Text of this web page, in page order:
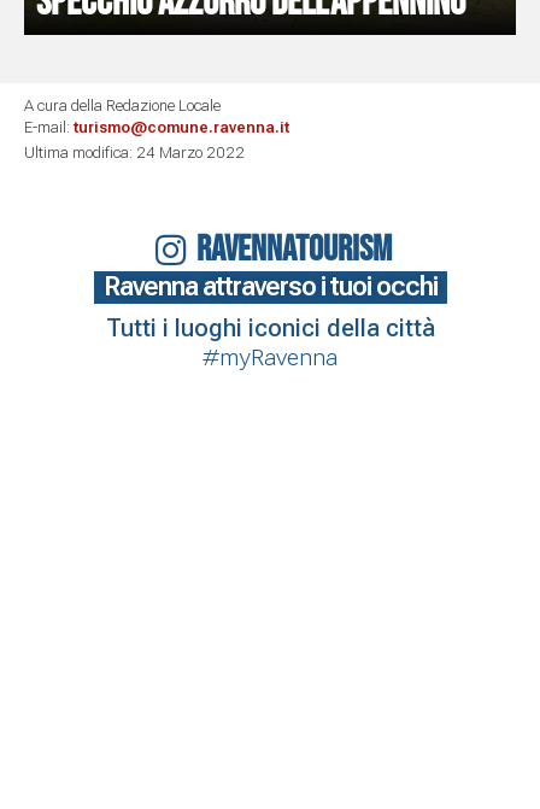
A cura della Redazione Locale
E-mail: turismo@comune.ravenna.it
Ultima modifica: 24 Marzo 2022
RAVENNATOURISM
Ravenna attraverso i tuoi occhi
Tutti i luoghi iconici della città
#myRavenna